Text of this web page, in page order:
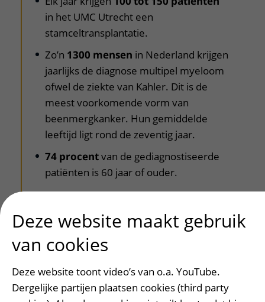
in het UMC Utrecht een
stamceltransplantatie.
Zo’n 1300 mensen in Nederland krijgen
jaarlijks de diagnose multipel myeloom
ofwel de ziekte van Kahler. Dit is de
meest voorkomende vorm van
beenmergkanker. Hun gemiddelde
leeftijd ligt rond de zeventig jaar.
74 procentvan de gediagnostiseerde
patiënten is 60 jaar of ouder.
Patiëntervaringen
Deze website maakt gebruik
van cookies
Deze website toont video’s van o.a. YouTube.
Dergelijke partijen plaatsen cookies (third party